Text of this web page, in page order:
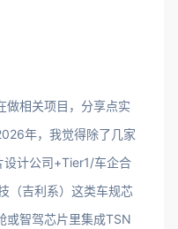
做相关项目，分享点实
年，我觉得除了几家
设计公司+Tier1/车企合
（吉利系）这类车规芯
或智驾芯片里集成TSN